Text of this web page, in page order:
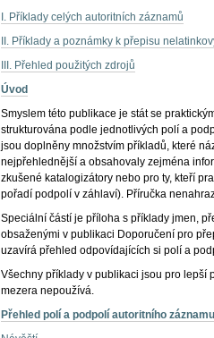
I. Příklady celých autoritních záznamů
II. Příklady a poznámky k přepisu
III. Přehled použitých zdrojů
Úvod
Smyslem této publikace je stát se
strukturována podle jednotlivých polí a
jsou doplněny množstvím příkladů, které
nejpřehlednější a obsahovaly zejména
zkušené katalogizátory nebo pro ty, kteří
pořadí podpolí v záhlaví). Příručka
Speciální částí je příloha s příklady jmen,
obsaženými v publikaci Doporučení pro
uzavírá přehled odpovídajících si polí a
Všechny příklady v publikaci jsou pro
mezera nepoužívá.
Přehled polí a podpolí autoritního